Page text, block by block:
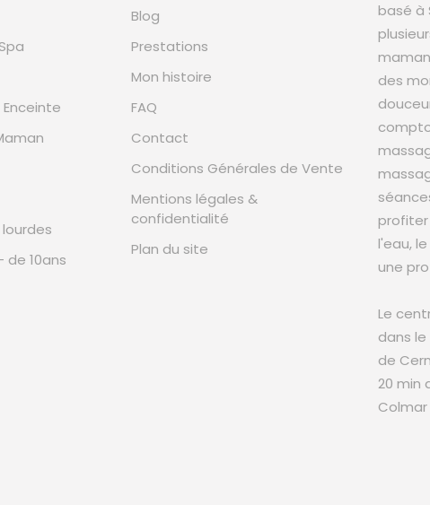
de 10ans
Blog
Prestations
Mon histoire
FAQ
Contact
Conditions Générales de Vente
Mentions légales &
confidentialité
Plan du site
basé à
des
l'eau,
une
Le
dans le
de
20 min